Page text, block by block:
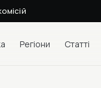
Регіони Статті